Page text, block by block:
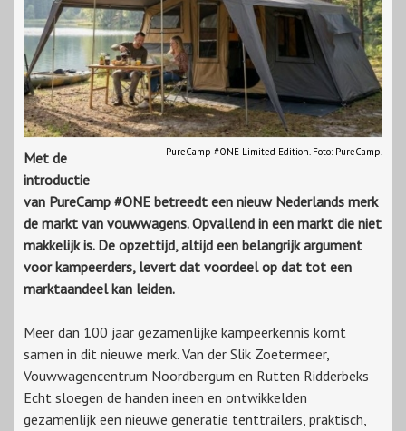
PureCamp #ONE Limited Edition. Foto: PureCamp.
Met de
introductie
van PureCamp #ONE betreedt een nieuw Nederlands merk
de markt van vouwwagens. Opvallend in een markt die niet
makkelijk is. De opzettijd, altijd een belangrijk argument
voor kampeerders, levert dat voordeel op dat tot een
marktaandeel kan leiden.
Meer dan 100 jaar gezamenlijke kampeerkennis komt
samen in dit nieuwe merk. Van der Slik Zoetermeer,
Vouwwagencentrum Noordbergum en Rutten Ridderbeks
Echt sloegen de handen ineen en ontwikkelden
gezamenlijk een nieuwe generatie tenttrailers, praktisch,